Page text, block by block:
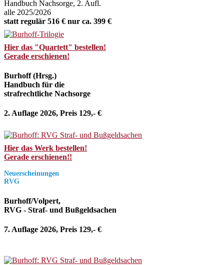
Handbuch Nachsorge, 2. Aufl.
alle 2025/2026
statt regulär 516 € nur ca. 399 €
Hier das "Quartett" bestellen!
Gerade erschienen!
Burhoff (Hrsg.)
Handbuch für die
strafrechtliche Nachsorge
2. Auflage 2026, Preis 129,- €
Hier das Werk bestellen!
Gerade erschienen!!
Neuerscheinungen
RVG
Burhoff/Volpert,
RVG - Straf- und Bußgeldsachen
7. Auflage 2026, Preis 129,- €